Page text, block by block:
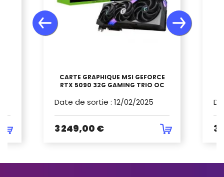
CARTE GRAPHIQUE MSI GEFORCE
RTX 5090 32G GAMING TRIO OC
Date de sortie : 12/02/2025
3 249,00 € 3